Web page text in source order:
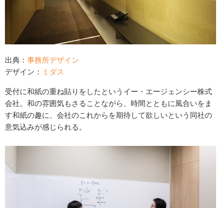
出典： 事務所デザイン
デザイン： ミダス
受付に和紙の重ね貼りをしたというイー・エージェンシー株式
会社。和の雰囲気もさることながら、時間とともに風合いをま
す和紙の趣に、会社のこれからを期待して欲しいという同社の
意気込みが感じられる。